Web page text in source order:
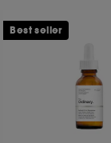
Best seller